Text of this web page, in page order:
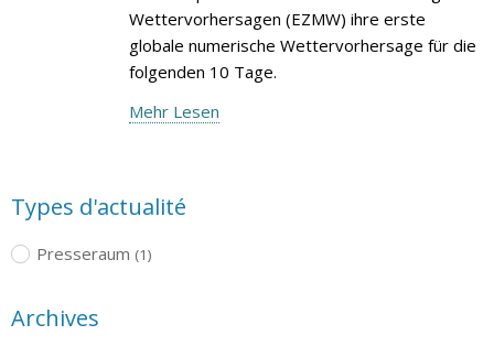
Wettervorhersagen (EZMW) ihre erste
globale numerische Wettervorhersage für die
folgenden 10 Tage.
Mehr Lesen
Types d'actualité
Presseraum (1)
Archives